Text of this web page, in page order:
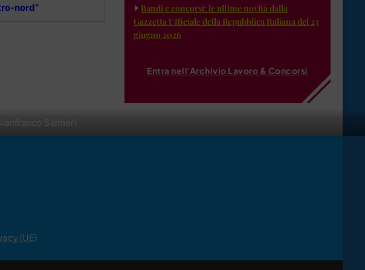
Salmeri
nord”
Bandi e concorsi: le ultime novità dalla
Gazzetta Ufficiale della Repubblica Italiana del 23
giugno 2026
Entra nell'Archivio Lavoro & Concorsi
(UE)